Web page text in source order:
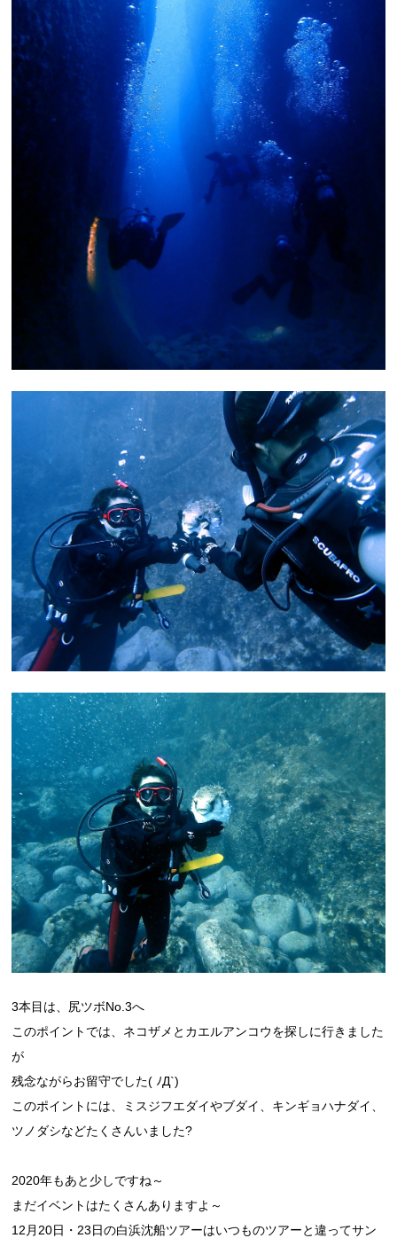
3本目は、尻ツボNo.3へ
このポイントでは、ネコザメとカエルアンコウを探しに行きました
が
残念ながらお留守でした( ﾉД`)
このポイントには、ミスジフエダイやブダイ、キンギョハナダイ、
ツノダシなどたくさんいました?
2020年もあと少しですね～
まだイベントはたくさんありますよ～
12月20日・23日の白浜沈船ツアーはいつものツアーと違ってサン